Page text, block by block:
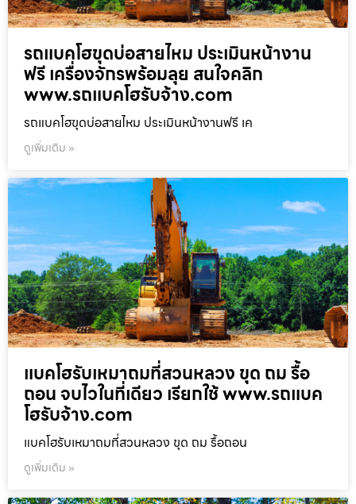
รถแบคโฮขุดบ่อสายไหม ประเมินหน้างาน
ฟรี เครื่องจักรพร้อมลุย สนใจคลิก
www.รถแบคโฮรับจ้าง.com
รถแบคโฮขุดบ่อสายไหม ประเมินหน้างานฟรี เค
ดูเพิ่มเติม »
แบคโฮรับเหมาถมที่สวนหลวง ขุด ถม รื้อ
ถอน จบไวในที่เดียว เรียกใช้ www.รถแบค
โฮรับจ้าง.com
แบคโฮรับเหมาถมที่สวนหลวง ขุด ถม รื้อถอน
ดูเพิ่มเติม »